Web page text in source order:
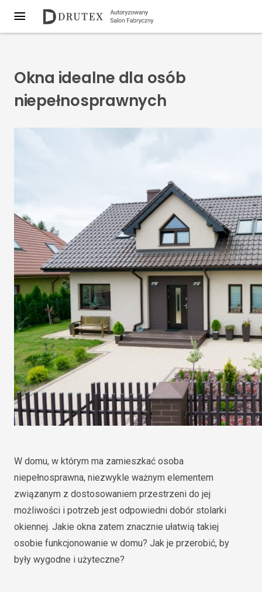
Okna idealne dla osób
niepełnosprawnych
W domu, w którym ma zamieszkać osoba
niepełnosprawna, niezwykle ważnym elementem
związanym z dostosowaniem przestrzeni do jej
możliwości i potrzeb jest odpowiedni dobór stolarki
okiennej. Jakie okna zatem znacznie ułatwią takiej
osobie funkcjonowanie w domu? Jak je przerobić, by
były wygodne i użyteczne?